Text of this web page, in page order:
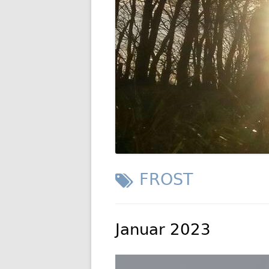
SCHLAGWORT:
FROST
Januar 2023